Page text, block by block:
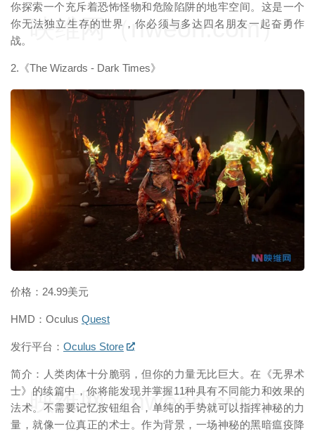
你探索一个充斥着恐怖怪物和危险陷阱的地牢空间。这是一个
你无法独立生存的世界，你必须与多达四名朋友一起奋勇作
战。
2.《The Wizards - Dark Times》
价格：24.99美元
HMD：Oculus Quest
发行平台： Oculus Store
简介：人类肉体十分脆弱，但你的力量无比巨大。在《无界术
士》的续篇中，你将能发现并掌握11种具有不同能力和效果的
法术。不需要记忆按钮组合，单纯的手势就可以指挥神秘的力
量，就像一位真正的术士。作为背景，一场神秘的黑暗瘟疫降
映维网（nweon.com）
映维网（nweon.com）
映维网（nweon.com）